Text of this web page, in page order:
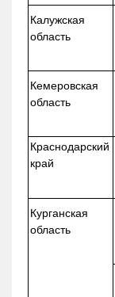
Калужская
область
Кемеровская
область
Краснодарский
край
Курганская
область